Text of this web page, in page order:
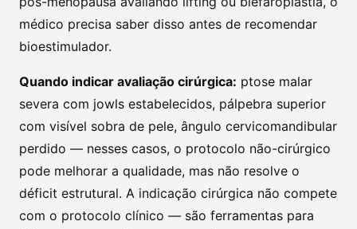
médico precisa saber disso antes de recomendar
bioestimulador.
Quando indicar avaliação cirúrgica: ptose malar
severa com jowls estabelecidos, pálpebra superior
com visível sobra de pele, ângulo cervicomandibular
perdido — nesses casos, o protocolo não-cirúrgico
pode melhorar a qualidade, mas não resolve o
déficit estrutural. A indicação cirúrgica não compete
com o protocolo clínico — são ferramentas para